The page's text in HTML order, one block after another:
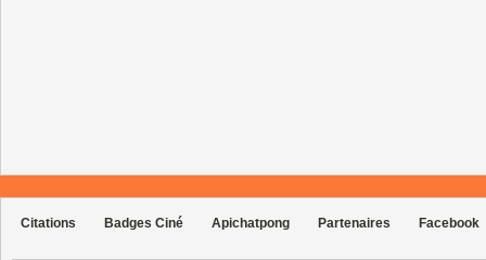
Citations Badges Ciné Apichatpong Partenaires Facebook